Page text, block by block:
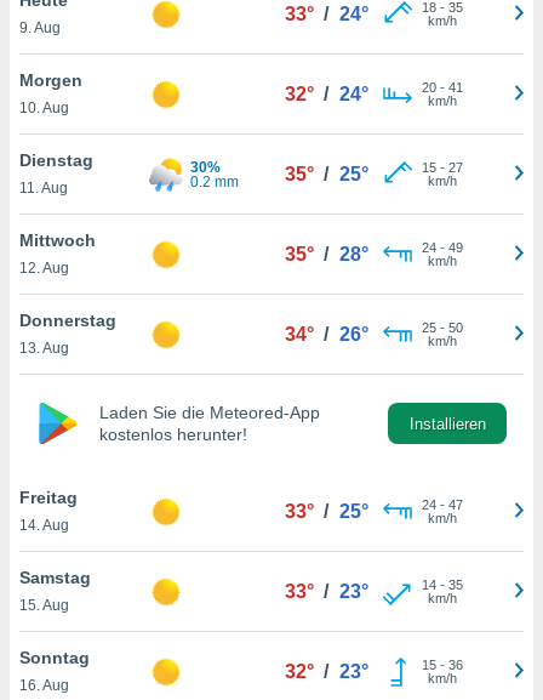
oder
Partner
es uns
das
der
Profil zu
Ihnen
finden
. Sie
jederzeit
Sie
9. Aug
33° / 24° 18- 35
km/h
Morgen
10. Aug
32° / 24° 20- 41
km/h
Dienstag
11. Aug
30%
0.2 mm
35° / 25° 15- 27
km/h
Mittwoch
12. Aug
35° / 28° 24- 49
km/h
Donnerstag
13. Aug
34° / 26° 25- 50
km/h
Laden Sie die Meteored-App
kostenlos herunter!
Installieren
Freitag
14. Aug
33° / 25° 24- 47
km/h
Samstag
15. Aug
33° / 23° 14- 35
km/h
Sonntag
16. Aug
32° / 23° 15- 36
km/h